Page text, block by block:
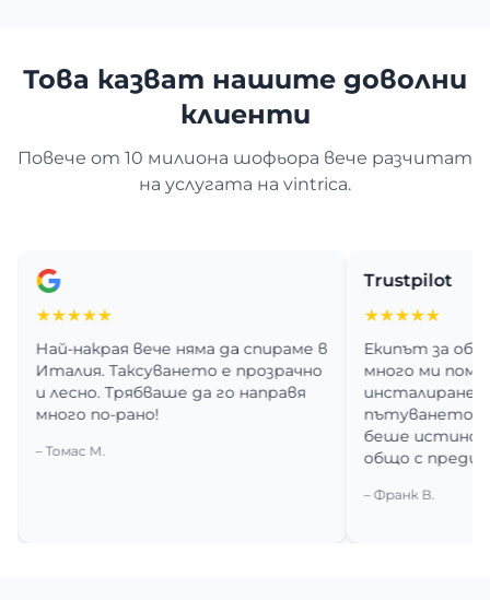
Това казват нашите доволни
клиенти
Повече от 10 милиона шофьора вече разчитат
на услугата на vintrica.
накрая вече няма да спираме в
Таксуването е прозрачно
Трябваше да го направя
по-рано!
М.
Trustpilot
★★★★★
Екипът за
много ми помогна за
инсталирането.
пътуването през
беше истинска
общо с преди.
– Франк В.